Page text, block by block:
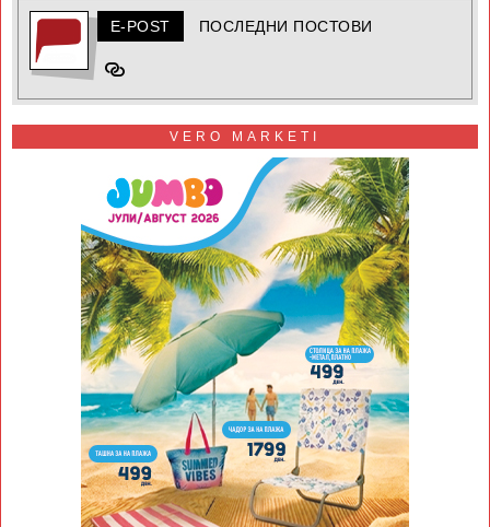
E-POST ПОСЛЕДНИ ПОСТОВИ
VERO MARKETI